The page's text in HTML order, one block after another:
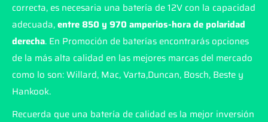
correcta, es necesaria una batería de 12V con la capacidad
adecuada,entre 850 y 970 amperios-hora de polaridad
derecha. En Promoción de baterías encontrarás opciones
de la más alta calidad en las mejores marcas del mercado
como lo son: Willard, Mac, Varta,Duncan, Bosch, Beste y
Hankook.
Recuerda que una batería de calidad es la mejor inversión